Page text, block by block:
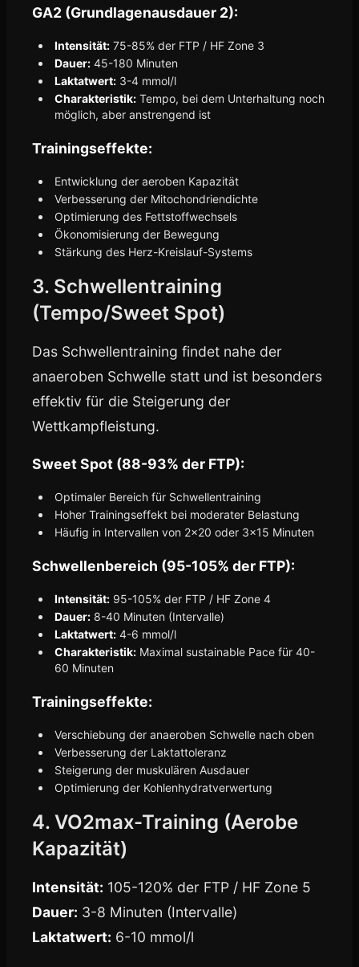
GA2 (Grundlagenausdauer 2):
Intensität: 75-85% der FTP / HF Zone 3
Dauer: 45-180 Minuten
Laktatwert: 3-4 mmol/l
Charakteristik: Tempo, bei dem Unterhaltung noch
möglich, aber anstrengend ist
Trainingseffekte:
Entwicklung der aeroben Kapazität
Verbesserung der Mitochondriendichte
Optimierung des Fettstoffwechsels
Ökonomisierung der Bewegung
Stärkung des Herz-Kreislauf-Systems
3. Schwellentraining
(Tempo/Sweet Spot)
Das Schwellentraining findet nahe der
anaeroben Schwelle statt und ist besonders
effektiv für die Steigerung der
Wettkampfleistung.
Sweet Spot (88-93% der FTP):
Optimaler Bereich für Schwellentraining
Hoher Trainingseffekt bei moderater Belastung
Häufig in Intervallen von 2x20 oder 3x15 Minuten
Schwellenbereich (95-105% der FTP):
Intensität: 95-105% der FTP / HF Zone 4
Dauer: 8-40 Minuten (Intervalle)
Laktatwert: 4-6 mmol/l
Charakteristik: Maximal sustainable Pace für 40-
60 Minuten
Trainingseffekte:
Verschiebung der anaeroben Schwelle nach oben
Verbesserung der Laktattoleranz
Steigerung der muskulären Ausdauer
Optimierung der Kohlenhydratverwertung
4. VO2max-Training (Aerobe
Kapazität)
Intensität: 105-120% der FTP / HF Zone 5
Dauer: 3-8 Minuten (Intervalle)
Laktatwert: 6-10 mmol/l